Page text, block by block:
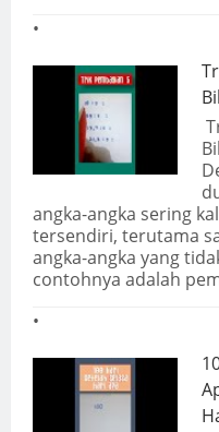
angka-angka sering
tersendiri, terutama
angka-angka yang
contohnya adalah